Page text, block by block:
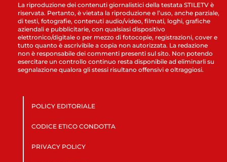
La riproduzione dei contenuti giornalistici della testata STILETV è
riservata. Pertanto, è vietata la riproduzione e l’uso, anche parziale,
di testi, fotografie, contenuti audio/video, filmati, loghi, grafiche
aziendali e pubblicitarie, con qualsiasi dispositivo
elettronico/digitale o per mezzo di fotocopie, registrazioni, cover e
tutto quanto è ascrivibile a copia non autorizzata. La redazione
non è responsabile dei commenti presenti sul sito. Non potendo
esercitare un controllo continuo resta disponibile ad eliminarli su
segnalazione qualora gli stessi risultano offensivi e oltraggiosi.
POLICY EDITORIALE
CODICE ETICO CONDOTTA
PRIVACY POLICY